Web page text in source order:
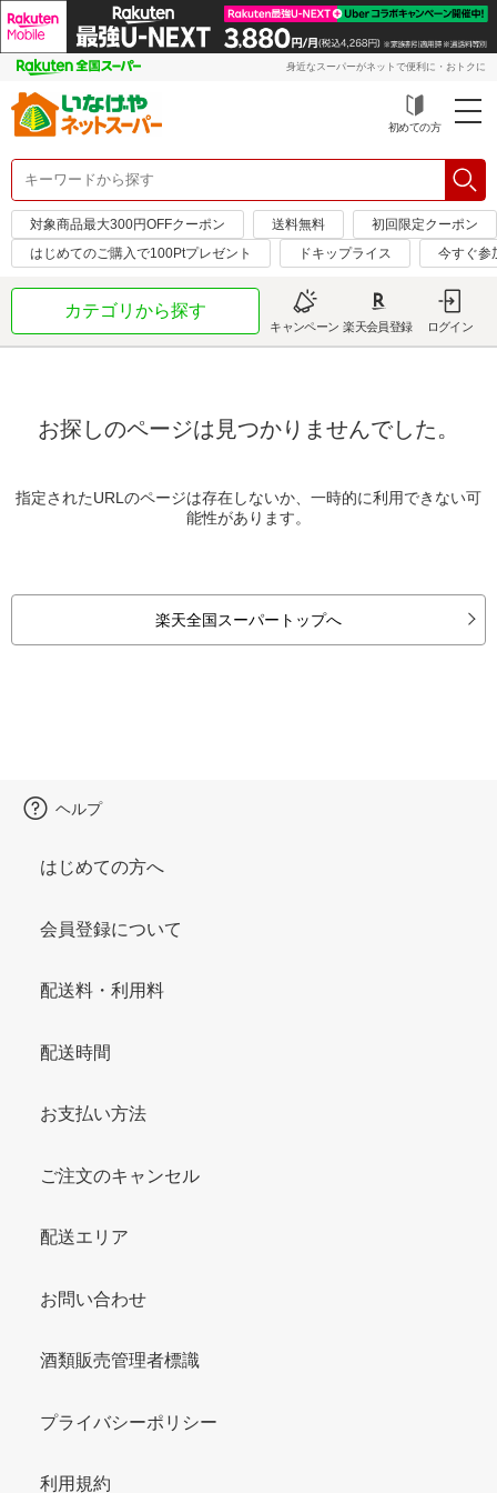
身近なスーパーがネットで便利に・おトクに
初めての方
対象商品最大300円OFFクーポン 送料無料
初回限定クーポン
はじめてのご購入で100Ptプレゼント
ドキップライス 今すぐ参
カテゴリから探す
キャンペーン 楽天会員登録 ログイン
お探しのページは見つかりませんでした。
指定されたURLのページは存在しないか、一時的に利用できない可
能性があります。
楽天全国スーパートップへ
ヘルプ
はじめての方へ
会員登録について
配送料・利用料
配送時間
お支払い方法
ご注文のキャンセル
配送エリア
お問い合わせ
酒類販売管理者標識
プライバシーポリシー
利用規約